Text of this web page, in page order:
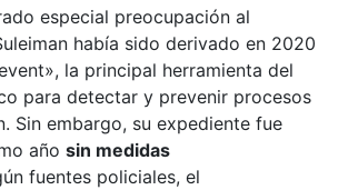
especial preocupación al
había sido derivado en 2020
la principal herramienta del
para detectar y prevenir procesos
Sin embargo, su expediente fue
año sin medidas
fuentes policiales, el